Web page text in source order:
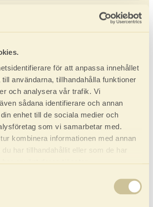
för att anpassa innehållet
användarna, tillhandahålla funktioner
och analysera vår trafik. Vi
sådana identifierare och annan
enhet till de sociala medier och
som vi samarbetar med.
kombinera informationen med annan
har tillhandahållit eller som de har
använt deras tjänster.